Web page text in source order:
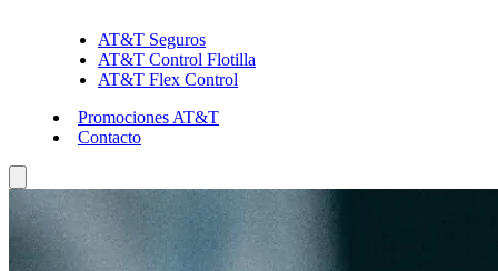
AT&T Seguros
AT&T Control Flotilla
AT&T Flex Control
Promociones AT&T
Contacto